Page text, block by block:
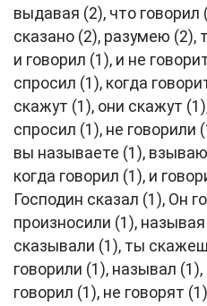
выдавая (2), что говорил
сказано (2), разумею (2),
и говорил (1), и не
спросил (1), когда
скажут (1), они скажут
спросил (1), не говорили
вы называете (1),
когда говорил (1), и
Господин сказал (1), Он
произносили (1),
сказывали (1), ты
говорили (1), называл
говорил (1), не говорят